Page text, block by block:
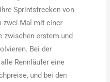
Sprintstrecken von
zwei Mal mit einer
zwischen erstem und
Bei der
Rennläufer eine
und bei den